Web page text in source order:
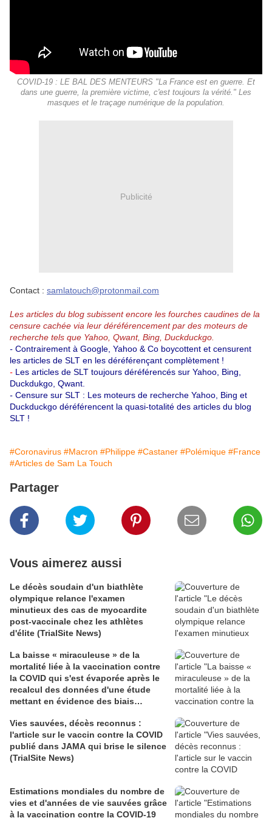
COVID-19 : LE BAL DES MENTEURS "La France est en guerre. Et
dans une guerre, la première victime, c'est toujours la vérité." Les
masques et le traçage numérique de la population.
Publicité
Contact : samlatouch@protonmail.com
Les articles du blog subissent encore les fourches caudines de la
censure cachée via leur déréférencement par des moteurs de
recherche tels que Yahoo, Qwant, Bing, Duckduckgo.
- Contrairement à Google, Yahoo & Co boycottent et censurent
les articles de SLT en les déréférençant complètement !
- Les articles de SLT toujours déréférencés sur Yahoo, Bing,
Duckdukgo, Qwant.
- Censure sur SLT : Les moteurs de recherche Yahoo, Bing et
Duckduckgo déréférencent la quasi-totalité des articles du blog
SLT !
#Coronavirus #Macron #Philippe #Castaner #Polémique #France
#Articles de Sam La Touch
Partager
Vous aimerez aussi
Le décès soudain d'un biathlète
olympique relance l'examen
minutieux des cas de myocardite
post-vaccinale chez les athlètes
d'élite (TrialSite News)
La baisse « miraculeuse » de la
mortalité liée à la vaccination contre
la COVID qui s'est évaporée après le
recalcul des données d'une étude
mettant en évidence des biais
Vies sauvées, décès reconnus :
l'article sur le vaccin contre la COVID
publié dans JAMA qui brise le silence
(TrialSite News)
Estimations mondiales du nombre de
vies et d'années de vie sauvées grâce
à la vaccination contre la COVID-19